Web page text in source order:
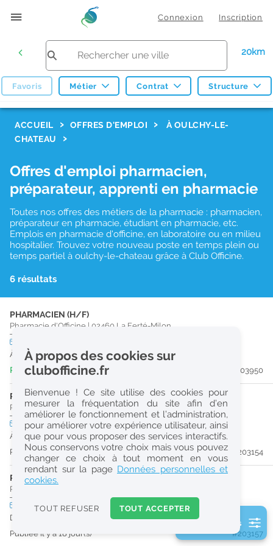
Connexion Inscription
20km
Favoris Métier Contrat Structure
Réinitialiser
2
0
k
Consulter les offres de la France d'outre-mer
ACCUEIL OFFRES D'EMPLOI
À OULCHY-LE-
CHATEAU
Offres d'emploi pharmacien,
préparateur, apprenti en pharmacie
Toutes nos offres des métiers de la pharmacie : pharmacien,
préparateur en pharmacie, étudiant en pharmacie, etc.
Emplois en pharmacie d'officine, en laboratoire ou en milieu
hospitalier. Trouvez votre nouveau poste en temps plein ou
temps partiel à oulchy-le-chateau grâce à Club Officine.
6 résultats
PHARMACIEN (H/F)
Pharmacie d'Officine | 02460 La Ferté-Milon
À partir du 06/10/26
Publiée il y a 7 jour(s)
#203950
PRÉPARATEUR EN PHARMACIE (H/F)
Pharmacie d'Officine|02400Château-Thierry
CDI temps plein
À partir du 30/08/26
Publiée il y a 10 jour(s)
#203154
PRÉPARATEUR EN PHARMACIE (H/F)
Pharmacie d'Officine
CDDtemps plein
Du 30/11/26 au 29/04/27
Publiée il y a 18 jour(s)
#203157
2 filtre(s) actifs
À propos des cookies sur
clubofficine.fr
Bienvenue ! Ce site utilise des cookies pour
mesurer la fréquentation du site afin d’en
améliorer le fonctionnement et l’administration,
pour améliorer votre expérience utilisateur, ainsi
que pour vous proposer des services interactifs.
Nous conservons votre choix mais vous pouvez
changer ce choix à tout moment en vous
rendant sur la page Données personnelles et
cookies.
TOUT REFUSER TOUT ACCEPTER